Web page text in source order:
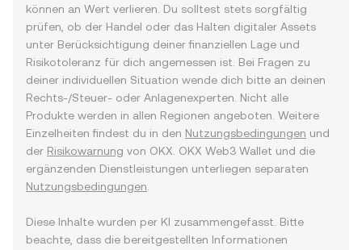
können an Wert verlieren. Du solltest stets sorgfältig
prüfen, ob der Handel oder das Halten digitaler Assets
unter Berücksichtigung deiner finanziellen Lage und
Risikotoleranz für dich angemessen ist. Bei Fragen zu
deiner individuellen Situation wende dich bitte an deinen
Rechts-/Steuer- oder Anlagenexperten. Nicht alle
Produkte werden in allen Regionen angeboten. Weitere
Einzelheiten findest du in den Nutzungsbedingungen und
der Risikowarnung von OKX. OKX Web3 Wallet und die
ergänzenden Dienstleistungen unterliegen separaten
Nutzungsbedingungen
Diese Inhalte wurden per KI zusammengefasst. Bitte
beachte, dass die bereitgestellten Informationen